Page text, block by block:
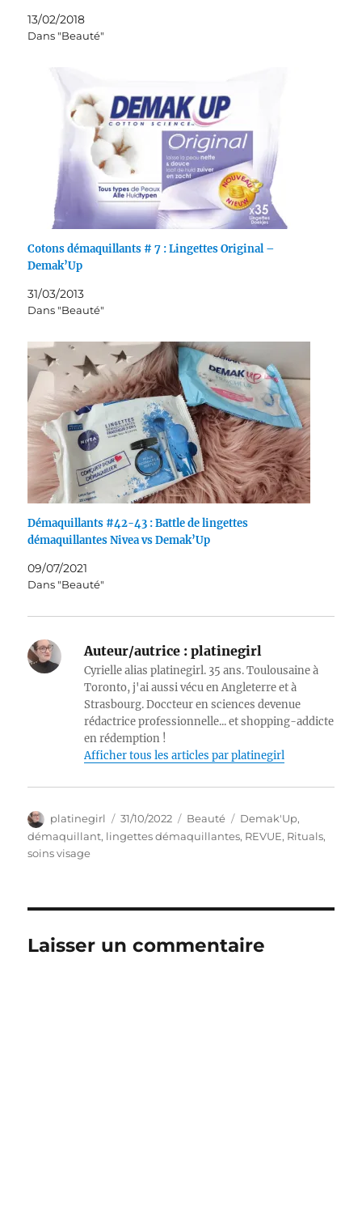
13/02/2018
Dans "Beauté"
Cotons démaquillants # 7 : Lingettes Original –
Demak’Up
31/03/2013
Dans "Beauté"
Démaquillants #42-43 : Battle de lingettes
démaquillantes Nivea vs Demak’Up
09/07/2021
Dans "Beauté"
Auteur/autrice : platinegirl
Cyrielle alias platinegirl. 35 ans. Toulousaine à
Toronto, j'ai aussi vécu en Angleterre et à
Strasbourg. Doccteur en sciences devenue
rédactrice professionnelle... et shopping-addicte
en rédemption !
Afficher tous les articles par platinegirl
Auteur
platinegirl
Publié
le
31/10/2022 Catégories
Beauté Étiquettes
Demak'Up,
démaquillant, lingettes démaquillantes, REVUE, Rituals,
soins visage
Laisser un commentaire